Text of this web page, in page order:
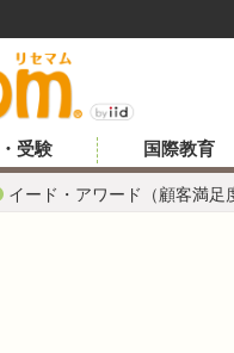
イード・アワード（顧客満足
受験 国際教育